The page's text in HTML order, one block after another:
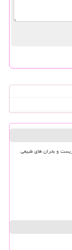
و بحران های طبیعی